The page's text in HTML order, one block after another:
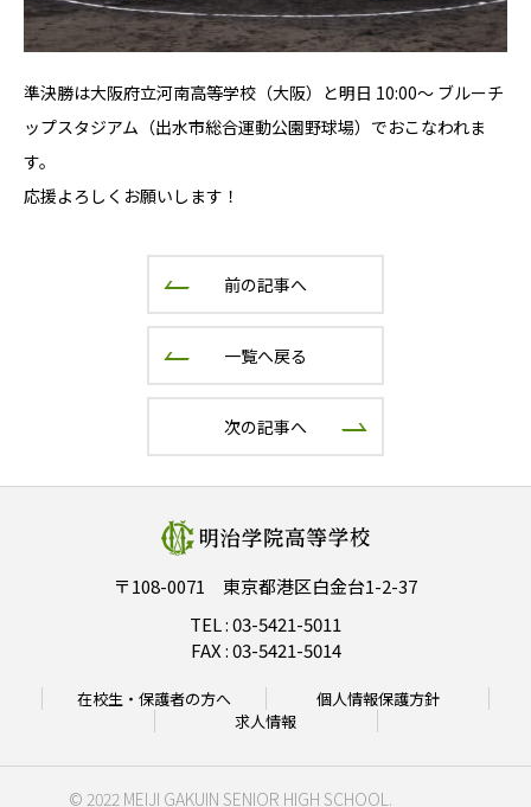
準決勝は大阪府立河南高等学校（大阪）と明日 10:00～ ブルーチ
ップスタジアム（出水市総合運動公園野球場）でおこなわれま
す。
応援よろしくお願いします！
前の記事へ
一覧へ戻る
次の記事へ
〒108-0071 東京都港区白金台1-2-37
TEL :03-5421-5011
FAX : 03-5421-5014
在校生・保護者の方へ
個人情報保護方針
求人情報
© 2022 MEIJI GAKUIN SENIOR HIGH SCHOOL.